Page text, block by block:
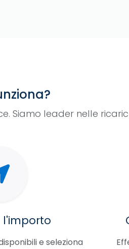
Siamo leader nelle
l'importo
e seleziona